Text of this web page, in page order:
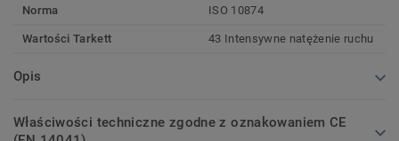
Norma
ISO 10874
Wartości Tarkett 43 Intensywne natężenie ruchu
Opis
Właściwości techniczne zgodne z oznakowaniem CE